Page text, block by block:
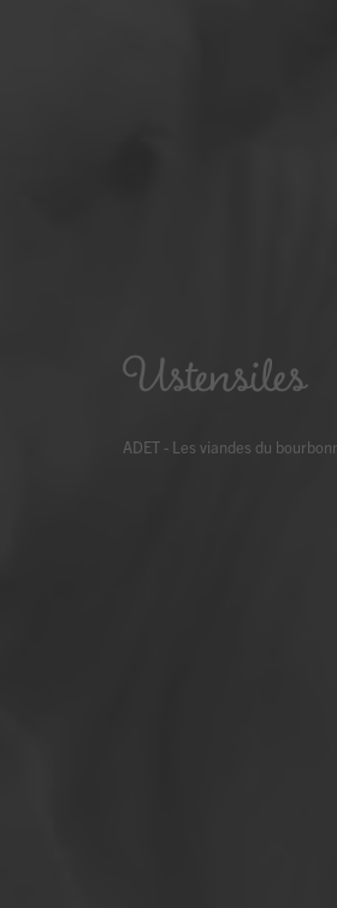
Ustensiles
ADET - Les viandes du